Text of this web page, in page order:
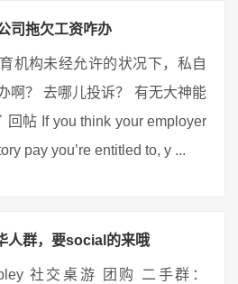
司拖欠工资咋办
机构未经允许的状况下，私自
啊？ 去哪儿投诉？ 有无大神能
帖 If you think your employer
pay you’re entitled to, y ...
人群，要social的来哦
社交桌游 团购 二手群：